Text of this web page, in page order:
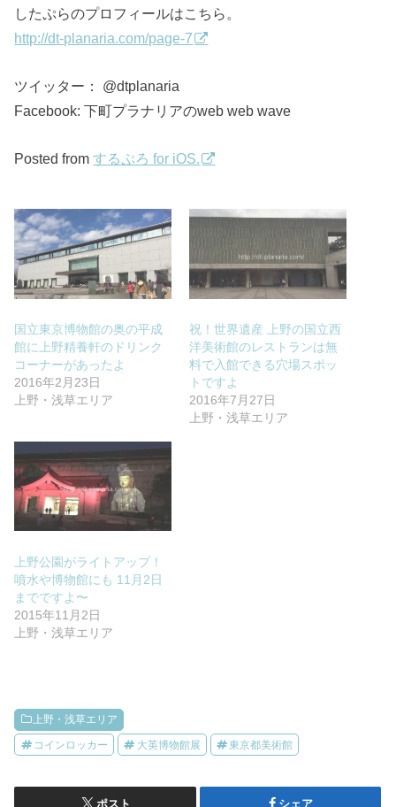
したぷらのプロフィールはこちら。
http://dt-planaria.com/page-7
ツイッター： @dtplanaria
Facebook: 下町プラナリアのweb web wave
Posted fromするぷろ for iOS.
国立東京博物館の奥の平成
館に上野精養軒のドリンク
コーナーがあったよ
2016年2月23日
上野・浅草エリア
祝！世界遺産 上野の国立西
洋美術館のレストランは無
料で入館できる穴場スポッ
トですよ
2016年7月27日
上野・浅草エリア
上野公園がライトアップ！
噴水や博物館にも 11月2日
までですよ〜
2015年11月2日
上野・浅草エリア
上野・浅草エリア
コインロッカー 大英博物館展 東京都美術館
ポスト シェア